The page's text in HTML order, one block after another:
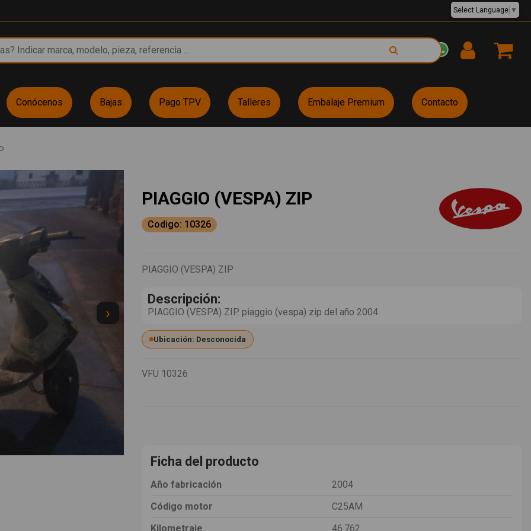
EUR €
Select Language ▼
Conócenos Bajas Pago TPV Talleres Embalaje Premium Contacto
›
PIAGGIO (VESPA) ZIP
Codigo: 10326
PIAGGIO (VESPA) ZIP
Descripción:
PIAGGIO (VESPA) ZIP. piaggio (vespa) zip del año 2004
Ubicación: Desconocida
VFU 10326
Ficha del producto
Año fabricación
2004
Código motor
C25AM
Kilometraje
46.762